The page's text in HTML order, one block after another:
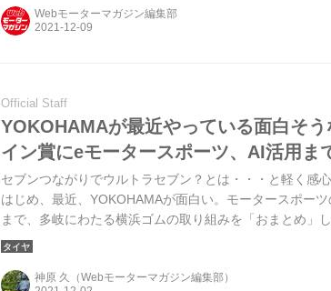
Webモーターマガジン編集部
Official Staff
YOKOHAMAが最近やっている面白そ
イン賞にeモータースポーツ、AI活用ま
セブンつながりでウルトラセブン？とは・・・と軽く感
はじめ、最近、YOKOHAMAが面白い。モータースポー
まで、多岐にわたる横浜ゴムの取り組みを「おまとめ」し
神原 久（Webモーターマガジン編集部）